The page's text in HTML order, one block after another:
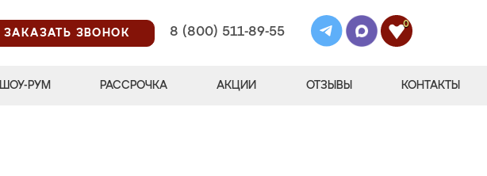
ЗАКАЗАТЬ ЗВОНОК
8 (800) 511-89-55
0
ШОУ-РУМ РАССРОЧКА АКЦИИ ОТЗЫВЫ КОНТАКТЫ